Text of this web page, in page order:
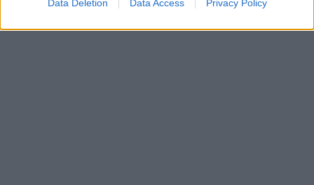
Data Deletion Data Access Privacy Policy